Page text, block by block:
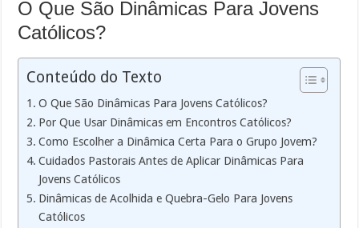
O Que São Dinâmicas Para Jovens
Católicos?
Conteúdo do Texto
O Que São Dinâmicas Para Jovens Católicos?
Por Que Usar Dinâmicas em Encontros Católicos?
Como Escolher a Dinâmica Certa Para o Grupo Jovem?
Cuidados Pastorais Antes de Aplicar Dinâmicas Para
Jovens Católicos
Dinâmicas de Acolhida e Quebra-Gelo Para Jovens
Católicos